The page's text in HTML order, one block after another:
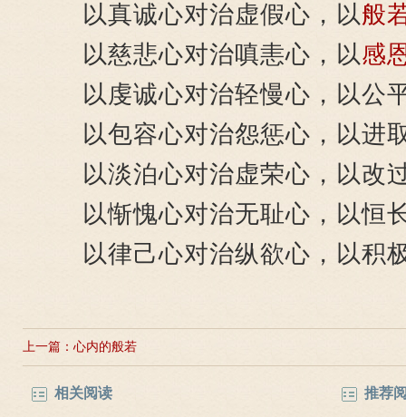
以真诚心对治虚假心，以般
以慈悲心对治嗔恚心，以感
以虔诚心对治轻慢心，以公
以包容心对治怨惩心，以进
以淡泊心对治虚荣心，以改
以惭愧心对治无耻心，以恒
以律己心对治纵欲心，以积
上一篇： 心内的般若
相关阅读 推荐